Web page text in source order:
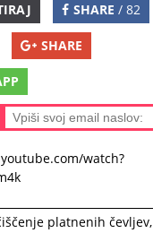
SHARE / 82
SHARE
watch?
platnenih čevljev,